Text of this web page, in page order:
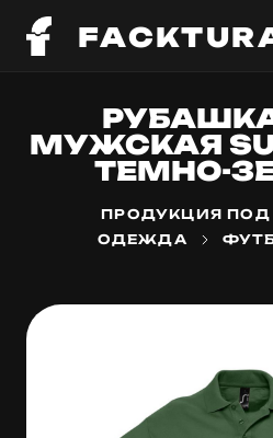
МУЖСКАЯ
ТЕМНО-
ПРОДУКЦИЯ ПОД
ОДЕЖДА